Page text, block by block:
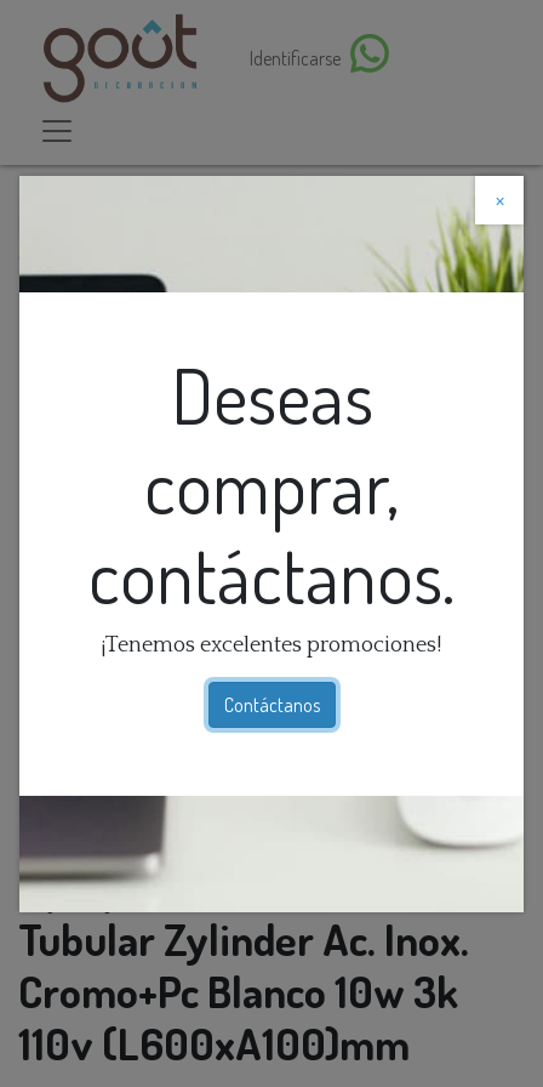
Identificarse
×
Deseas
comprar,
contáctanos.
¡Tenemos excelentes promociones!
Contáctanos
Descuento web
Aplique Pared Led Moderno Tubular Zylinder Ac.
Aplique Pared Led Moderno
Tubular Zylinder Ac. Inox.
Cromo+Pc Blanco 10w 3k
110v (L600xA100)mm